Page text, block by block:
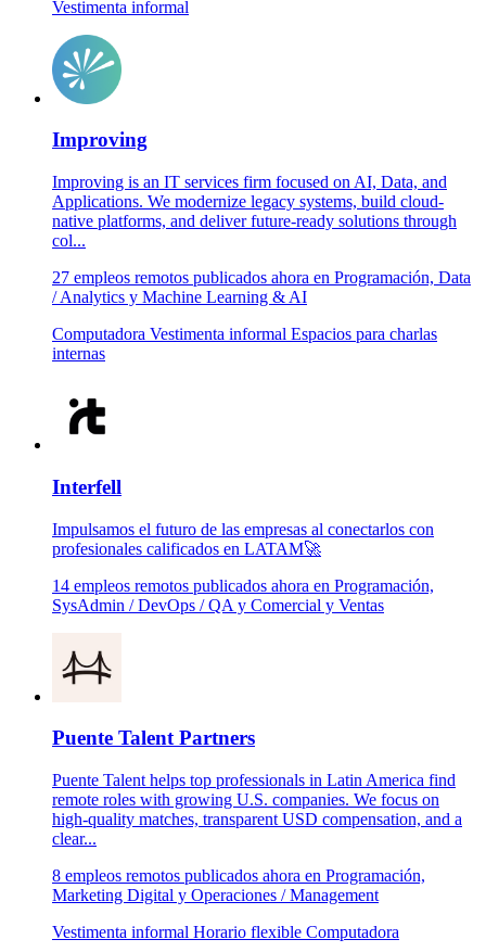
Vestimenta informal
Improving
Improving is an IT services firm focused on AI, Data, and
Applications. We modernize legacy systems, build cloud-
native platforms, and deliver future-ready solutions through
col...
27 empleos remotos publicados ahora en Programación, Data
/ Analytics y Machine Learning & AI
Computadora Vestimenta informal Espacios para charlas
internas
Interfell
Impulsamos el futuro de las empresas al conectarlos con
profesionales calificados en LATAM🚀
14 empleos remotos publicados ahora en Programación,
SysAdmin / DevOps / QA y Comercial y Ventas
Puente Talent Partners
Puente Talent helps top professionals in Latin America find
remote roles with growing U.S. companies. We focus on
high-quality matches, transparent USD compensation, and a
clear...
8 empleos remotos publicados ahora en Programación,
Marketing Digital y Operaciones / Management
Vestimenta informal Horario flexible Computadora